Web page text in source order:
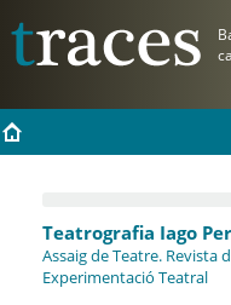
Teatrografia Iago
Assaig de Teatre. Revista
Experimentació Teatral